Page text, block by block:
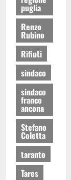
puglia
Renzo
Rubino
Rifiuti
sindaco
sindaco
franco
ancona
Stefano
Coletta
taranto
Tares